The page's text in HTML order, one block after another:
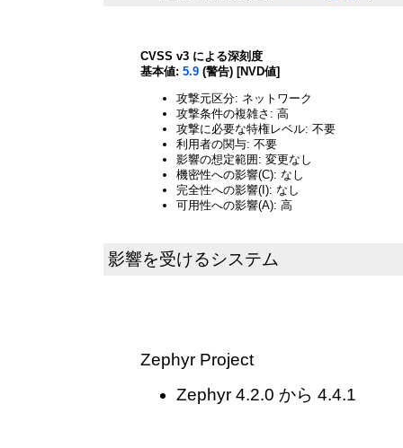
CVSS v3 による深刻度
基本値: 5.9 (警告) [NVD値]
攻撃元区分: ネットワーク
攻撃条件の複雑さ: 高
攻撃に必要な特権レベル: 不要
利用者の関与: 不要
影響の想定範囲: 変更なし
機密性への影響(C): なし
完全性への影響(I): なし
可用性への影響(A): 高
影響を受けるシステム
Zephyr Project
Zephyr 4.2.0 から 4.4.1